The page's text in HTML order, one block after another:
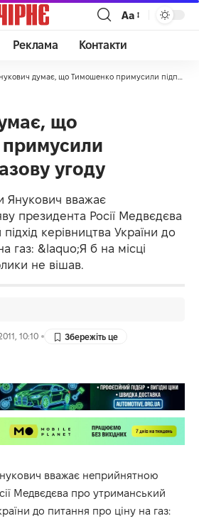
Аа
Реклама Контакти
думає, що Тимошенко примусили підписати газову угоду
що
угоду
Янукович вважає
президента Росії Медвєдєва
керівництва України до
газ: &laquo;Я б на місці
не вішав.
10:10
вважає неприйнятною
Медвєдєва про утриманський
до питання про ціну на газ: